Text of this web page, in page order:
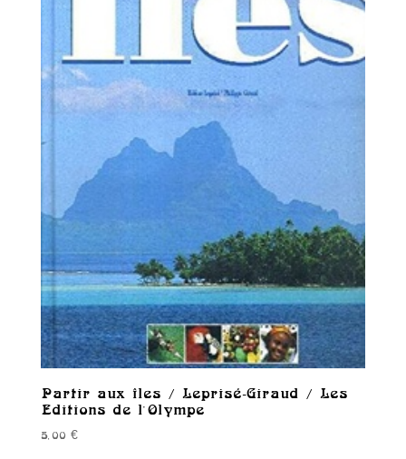
Partir aux îles / Leprisé-Giraud / Les
Editions de l’Olympe
5,00 €